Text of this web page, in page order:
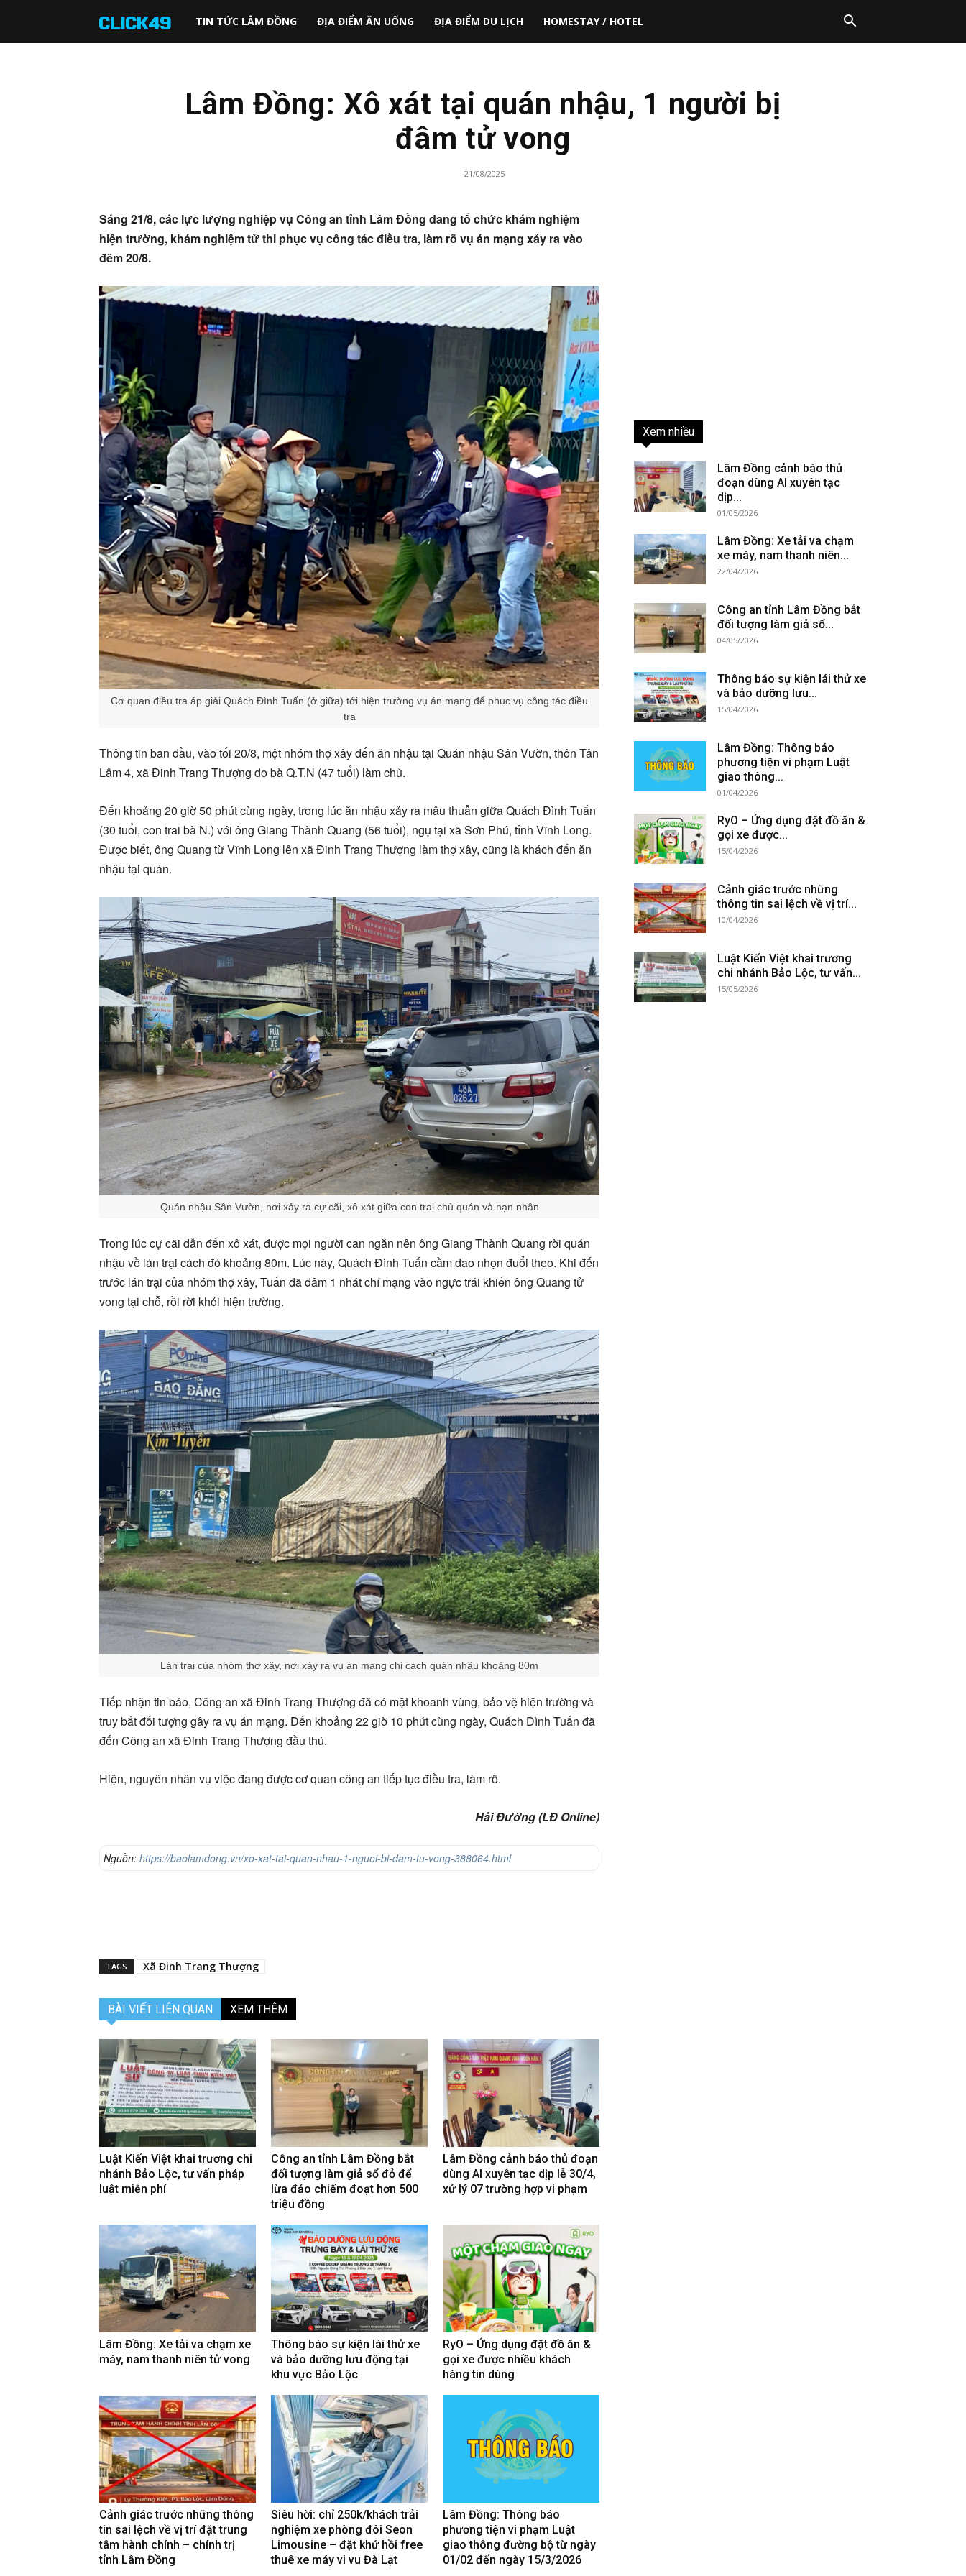
Click49
TIN TỨC LÂM ĐỒNG ĐỊA ĐIỂM ĂN UỐNG ĐỊA ĐIỂM DU LỊCH HOMESTAY / HOTEL
Lâm Đồng: Xô xát tại quán nhậu, 1 người bị
đâm tử vong
21/08/2025
Sáng 21/8, các lực lượng nghiệp vụ Công an tỉnh Lâm Đồng đang tổ chức khám nghiệm
hiện trường, khám nghiệm tử thi phục vụ công tác điều tra, làm rõ vụ án mạng xảy ra vào
đêm 20/8.
Cơ quan điều tra áp giải Quách Đình Tuấn (ở giữa) tới hiện trường vụ án mạng để phục vụ công tác điều
tra
Thông tin ban đầu, vào tối 20/8, một nhóm thợ xây đến ăn nhậu tại Quán nhậu Sân Vườn, thôn Tân
Lâm 4, xã Đinh Trang Thượng do bà Q.T.N (47 tuổi) làm chủ.
Đến khoảng 20 giờ 50 phút cùng ngày, trong lúc ăn nhậu xảy ra mâu thuẫn giữa Quách Đình Tuấn
(30 tuổi, con trai bà N.) với ông Giang Thành Quang (56 tuổi), ngụ tại xã Sơn Phú, tỉnh Vĩnh Long.
Được biết, ông Quang từ Vĩnh Long lên xã Đinh Trang Thượng làm thợ xây, cũng là khách đến ăn
nhậu tại quán.
Quán nhậu Sân Vườn, nơi xảy ra cự cãi, xô xát giữa con trai chủ quán và nạn nhân
Trong lúc cự cãi dẫn đến xô xát, được mọi người can ngăn nên ông Giang Thành Quang rời quán
nhậu về lán trại cách đó khoảng 80m. Lúc này, Quách Đình Tuấn cầm dao nhọn đuổi theo. Khi đến
trước lán trại của nhóm thợ xây, Tuấn đã đâm 1 nhát chí mạng vào ngực trái khiến ông Quang tử
vong tại chỗ, rồi rời khỏi hiện trường.
Lán trại của nhóm thợ xây, nơi xảy ra vụ án mạng chỉ cách quán nhậu khoảng 80m
Tiếp nhận tin báo, Công an xã Đinh Trang Thượng đã có mặt khoanh vùng, bảo vệ hiện trường và
truy bắt đối tượng gây ra vụ án mạng. Đến khoảng 22 giờ 10 phút cùng ngày, Quách Đình Tuấn đã
đến Công an xã Đinh Trang Thượng đầu thú.
Hiện, nguyên nhân vụ việc đang được cơ quan công an tiếp tục điều tra, làm rõ.
Hải Đường (LĐ Online)
Nguồn: https://baolamdong.vn/xo-xat-tai-quan-nhau-1-nguoi-bi-dam-tu-vong-388064.html
TAGS Xã Đinh Trang Thượng
BÀI VIẾT LIÊN QUAN XEM THÊM
Luật Kiến Việt khai trương chi
nhánh Bảo Lộc, tư vấn pháp
luật miễn phí
Công an tỉnh Lâm Đồng bắt
đối tượng làm giả sổ đỏ để
lừa đảo chiếm đoạt hơn 500
triệu đồng
Lâm Đồng cảnh báo thủ đoạn
dùng AI xuyên tạc dịp lễ 30/4,
xử lý 07 trường hợp vi phạm
Lâm Đồng: Xe tải va chạm xe
máy, nam thanh niên tử vong
Thông báo sự kiện lái thử xe
và bảo dưỡng lưu động tại
khu vực Bảo Lộc
RyO – Ứng dụng đặt đồ ăn &
gọi xe được nhiều khách
hàng tin dùng
Cảnh giác trước những thông
tin sai lệch về vị trí đặt trung
tâm hành chính – chính trị
tỉnh Lâm Đồng
Siêu hời: chỉ 250k/khách trải
nghiệm xe phòng đôi Seon
Limousine – đặt khứ hồi free
thuê xe máy vi vu Đà Lạt
Lâm Đồng: Thông báo
phương tiện vi phạm Luật
giao thông đường bộ từ ngày
01/02 đến ngày 15/3/2026
Xem nhiều
Lâm Đồng cảnh báo thủ
đoạn dùng AI xuyên tạc
dịp...
01/05/2026
Lâm Đồng: Xe tải va chạm
xe máy, nam thanh niên...
22/04/2026
Công an tỉnh Lâm Đồng bắt
đối tượng làm giả sổ...
04/05/2026
Thông báo sự kiện lái thử xe
và bảo dưỡng lưu...
15/04/2026
Lâm Đồng: Thông báo
phương tiện vi phạm Luật
giao thông...
01/04/2026
RyO – Ứng dụng đặt đồ ăn &
gọi xe được...
15/04/2026
Cảnh giác trước những
thông tin sai lệch về vị trí...
10/04/2026
Luật Kiến Việt khai trương
chi nhánh Bảo Lộc, tư vấn...
15/05/2026